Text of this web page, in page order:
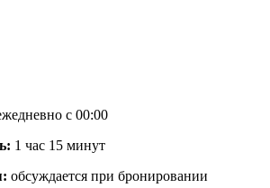
с 00:00
1 час 15 минут
обсуждается при бронировании